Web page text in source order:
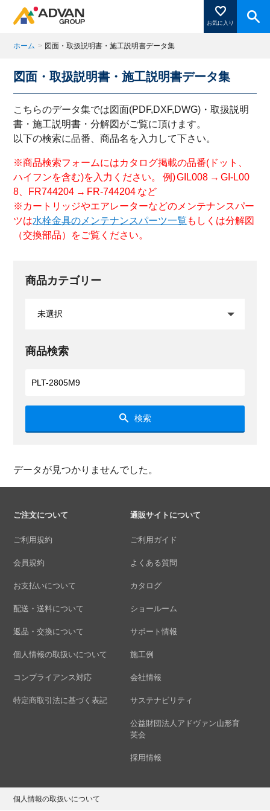
お気に入り
商品ページにある「お気に入り登録」を押すと登録した
商品がここに表示されます。
ホーム > 図面・取扱説明書・施工説明書データ集
図面・取扱説明書・施工説明書データ集
こちらのデータ集では図面(PDF,DXF,DWG)・取扱説明
書・施工説明書・分解図がご覧に頂けます。
以下の検索に品番、商品名を入力して下さい。
※商品検索フォームにはカタログ掲載の品番(ドット、
ハイフンを含む)を入力ください。 例) GIL008 → GI-L00
8、FR744204 → FR-744204 など
※カートリッジやエアレーターなどのメンテナンスパー
ツは水栓金具のメンテナンスパーツ一覧 もしくは分解図
（交換部品）をご覧ください。
商品カテゴリー
商品検索
検索
データが見つかりませんでした。
ご注文について
ご利用規約
会員規約
お支払いについて
配送・送料について
返品・交換について
個人情報の取扱いについて
コンプライアンス対応
特定商取引法に基づく表記
通販サイトについて
ご利用ガイド
よくある質問
カタログ
ショールーム
サポート情報
施工例
会社情報
サステナビリティ
公益財団法人アドヴァン山形育
英会
採用情報
個人情報の取扱いについて